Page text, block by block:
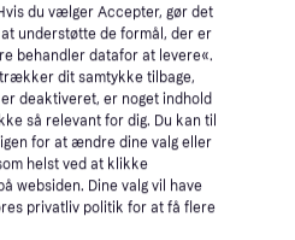
du vælger Accepter, gør det
understøtte de formål, der er
behandler datafor at levere«.
dit samtykke tilbage,
deaktiveret, er noget indhold
så relevant for dig. Du kan til
for at ændre dine valg eller
helst ved at klikke
websiden. Dine valg vil have
privatliv politik for at få flere